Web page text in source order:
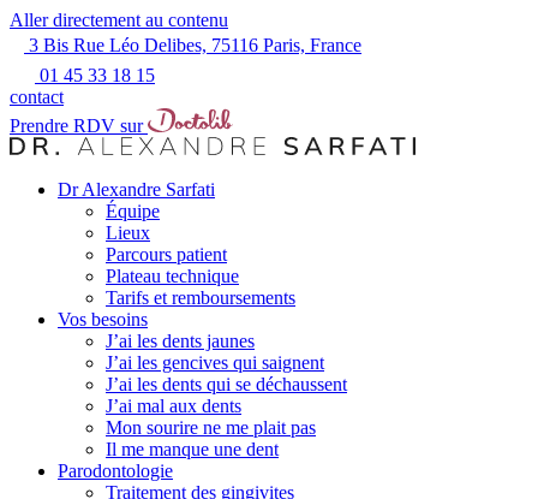
Aller directement au contenu
3 Bis Rue Léo Delibes, 75116 Paris, France
01 45 33 18 15
contact
Prendre RDV sur
Dr Alexandre Sarfati
Équipe
Lieux
Parcours patient
Plateau technique
Tarifs et remboursements
Vos besoins
J’ai les dents jaunes
J’ai les gencives qui saignent
J’ai les dents qui se déchaussent
J’ai mal aux dents
Mon sourire ne me plait pas
Il me manque une dent
Parodontologie
Traitement des gingivites